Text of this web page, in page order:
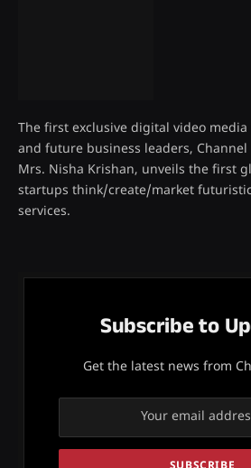
The first exclusive digital video
and future business leaders,
Mrs. Nisha Krishan, unveils the first
startups think/create/market
services.
Subscribe to
Get the latest news from